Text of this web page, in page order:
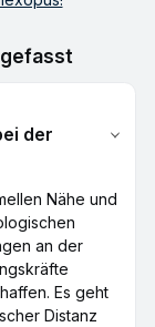
der
Nähe und
an der
Es geht
Distanz